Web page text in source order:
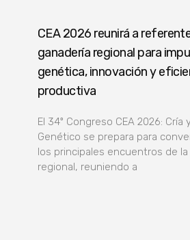
CEA 2026 reunirá a
ganadería regional para
genética, innovación y
productiva
El 34º Congreso CEA 2026: Cría
Genético se prepara para
los principales encuentros de la
regional, reuniendo a